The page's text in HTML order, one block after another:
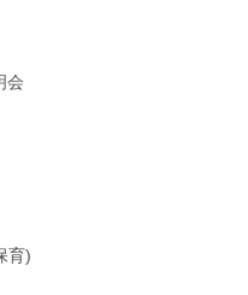
会
育)